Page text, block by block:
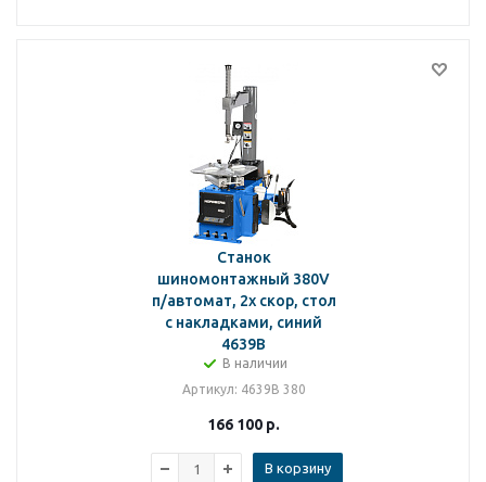
Станок
шиномонтажный 380V
п/автомат, 2х скор, стол
с накладками, синий
4639B
В наличии
Артикул: 4639B 380
166 100 р.
В корзину